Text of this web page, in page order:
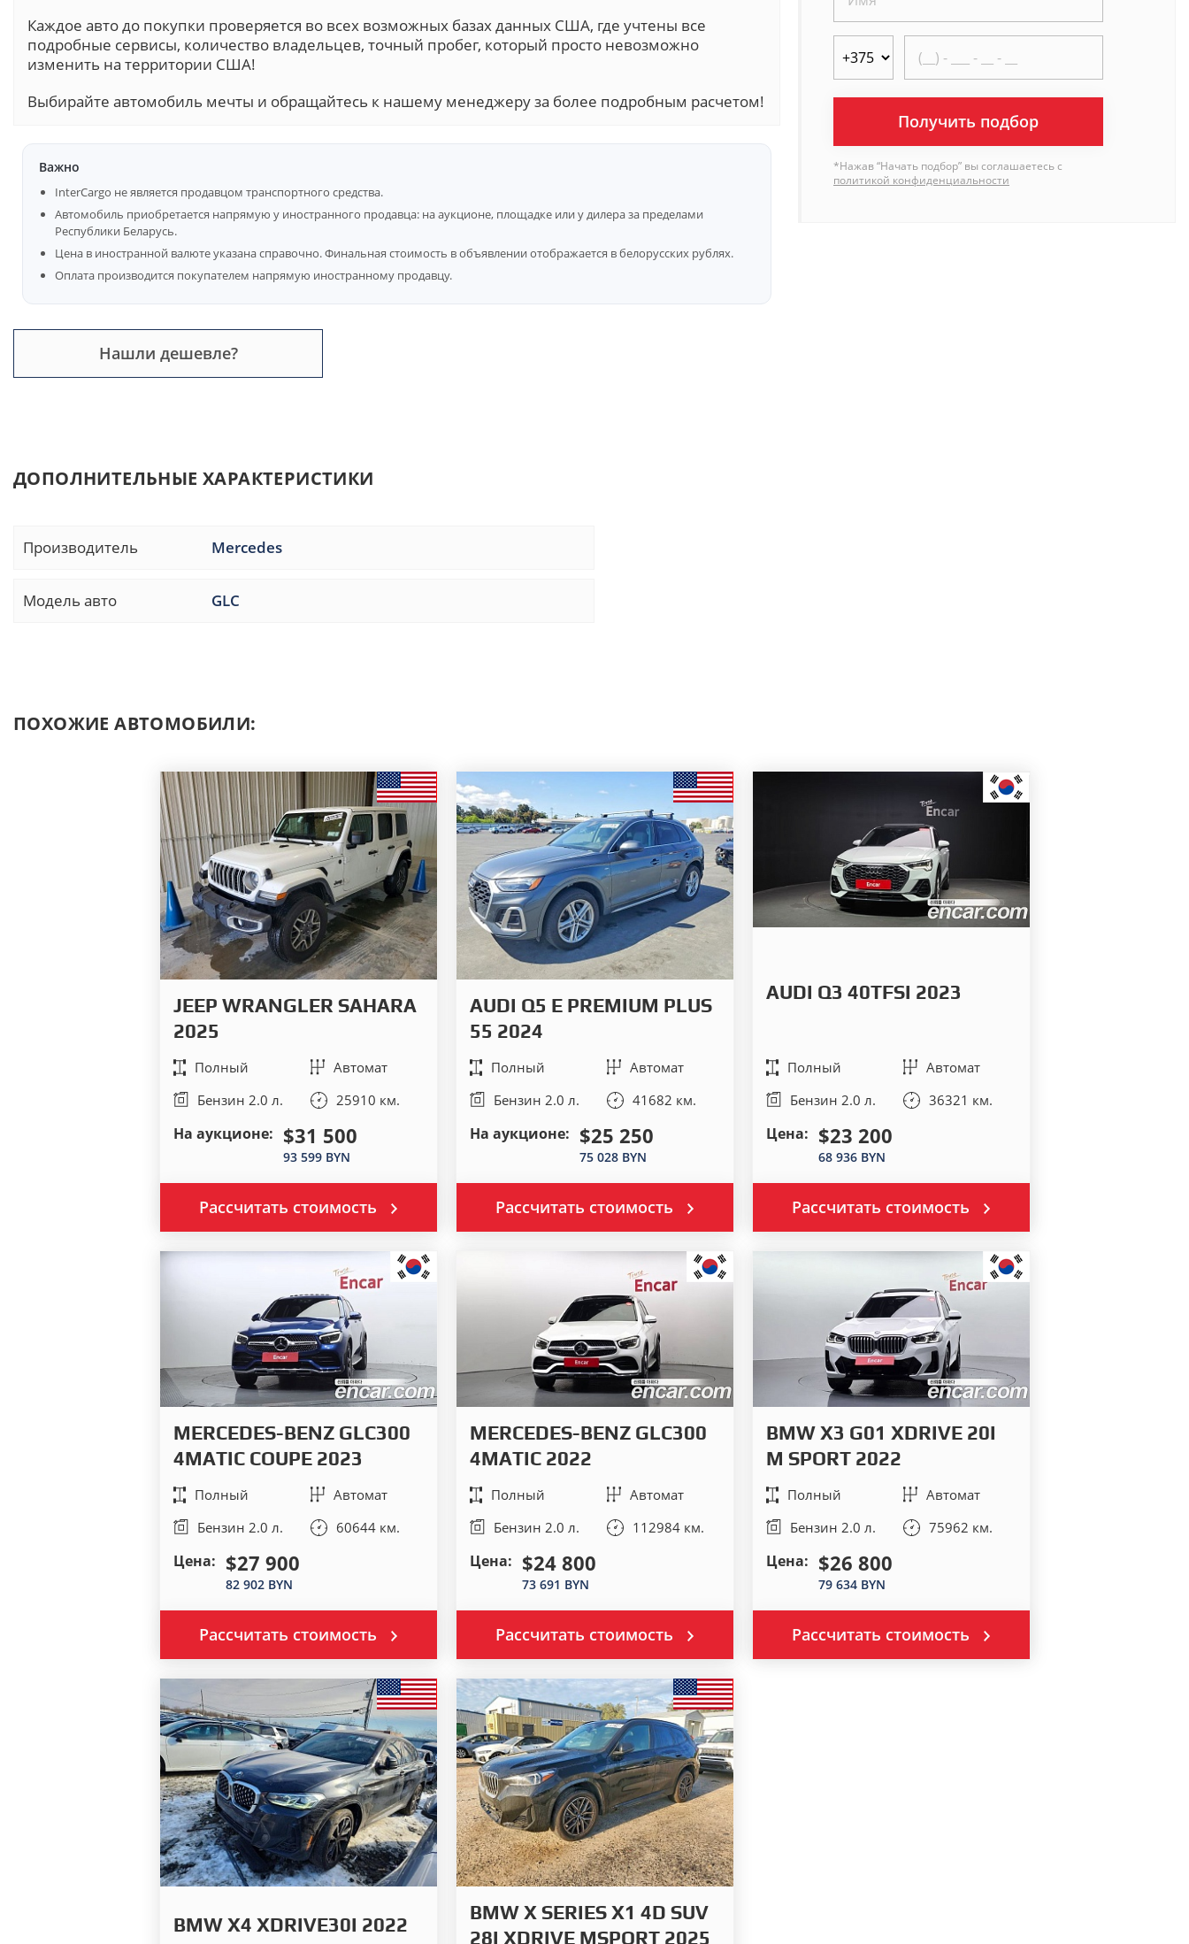
Каждое авто до покупки проверяется во всех возможных базах данных США, где учтены все
подробные сервисы, количество владельцев, точный пробег, который просто невозможно
изменить на территории США!
Выбирайте автомобиль мечты и обращайтесь к нашему менеджеру за более подробным расчетом!
Важно
InterCargo не является продавцом транспортного средства.
Автомобиль приобретается напрямую у иностранного продавца: на аукционе, площадке или у дилера за пределами
Республики Беларусь.
Цена в иностранной валюте указана справочно. Финальная стоимость в объявлении отображается в белорусских рублях.
Оплата производится покупателем напрямую иностранному продавцу.
Нашли дешевле?
Получить подбор
*Нажав “Начать подбор” вы соглашаетесь с
политикой конфиденциальности
ДОПОЛНИТЕЛЬНЫЕ ХАРАКТЕРИСТИКИ
Производитель Mercedes
Модель авто GLC
ПОХОЖИЕ АВТОМОБИЛИ:
JEEP WRANGLER SAHARA
2025
Полный
Автомат
Бензин 2.0 л.
25910 км.
На аукционе: $31 500
93 599 BYN
Рассчитать стоимость
AUDI Q5 E PREMIUM PLUS
55 2024
Полный
Автомат
Бензин 2.0 л.
41682 км.
На аукционе: $25 250
75 028 BYN
Рассчитать стоимость
AUDI Q3 40TFSI 2023
Полный
Автомат
Бензин 2.0 л.
36321 км.
Цена: $23 200
68 936 BYN
Рассчитать стоимость
MERCEDES-BENZ GLC300
4MATIC COUPE 2023
Полный
Автомат
Бензин 2.0 л.
60644 км.
Цена: $27 900
82 902 BYN
Рассчитать стоимость
MERCEDES-BENZ GLC300
4MATIC 2022
Полный
Автомат
Бензин 2.0 л.
112984 км.
Цена: $24 800
73 691 BYN
Рассчитать стоимость
BMW X3 G01 XDRIVE 20I
M SPORT 2022
Полный
Автомат
Бензин 2.0 л.
75962 км.
Цена: $26 800
79 634 BYN
Рассчитать стоимость
BMW X4 XDRIVE30I 2022
BMW X SERIES X1 4D SUV
28I XDRIVE MSPORT 2025